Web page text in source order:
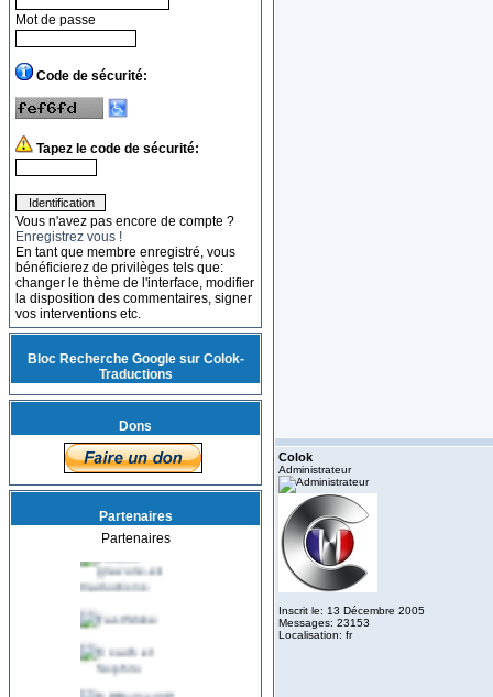
Mot de passe
Code de sécurité:
Tapez le code de sécurité:
Vous n'avez pas encore de compte ?
Enregistrez vous !
En tant que membre enregistré, vous
bénéficierez de privilèges tels que:
changer le thème de l'interface, modifier
la disposition des commentaires, signer
vos interventions etc.
Bloc Recherche Google sur Colok-
Traductions
Dons
Partenaires
Partenaires
Colok
Administrateur
Inscrit le: 13 Décembre 2005
Messages: 23153
Localisation: fr